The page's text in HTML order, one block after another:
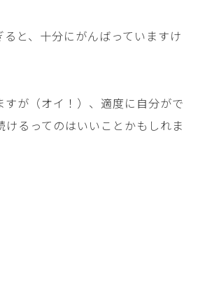
ると、十分にがんばっていますけ
すが（オイ！）、適度に自分がで
けるってのはいいことかもしれま